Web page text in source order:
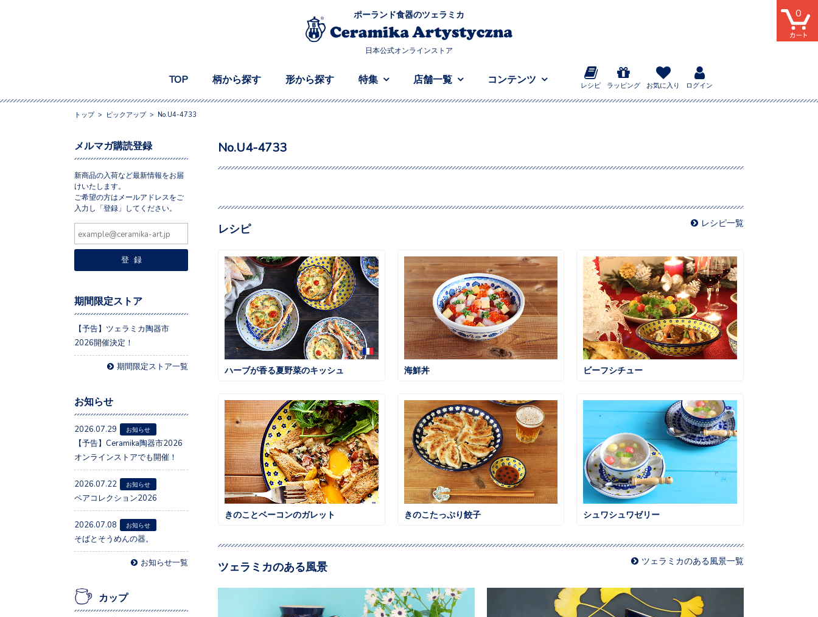
ポーランド食器のツェラミカ
日本公式オンラインストア
TOP 柄から探す 形から探す 特集 店舗一覧 コンテンツ
レシピ ラッピング お気に入り ログイン
0
トップ> ピックアップ> No.U4-4733
No.U4-4733
レシピ レシピ一覧
ハーブが香る夏野菜のキッシュ 海鮮丼 ビーフシチュー
きのことベーコンのガレット きのこたっぷり餃子 シュワシュワゼリー
ツェラミカのある風景 ツェラミカのある風景一覧
メルマガ購読登録
新商品の入荷など最新情報をお届
けいたします。
ご希望の方はメールアドレスをご
入力し「登録」してください。
期間限定ストア
【予告】ツェラミカ陶器市
2026開催決定！
期間限定ストア一覧
お知らせ
2026.07.29 お知らせ
【予告】Ceramika陶器市2026
オンラインストアでも開催！
2026.07.22 お知らせ
ペアコレクション2026
2026.07.08 お知らせ
そばとそうめんの器。
お知らせ一覧
カップ